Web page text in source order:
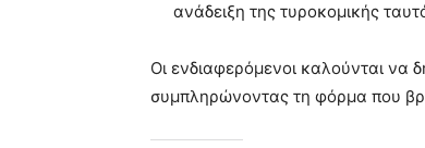
ανάδειξη της τυροκομικής
Οι ενδιαφερόμενοι καλούνται να
συμπληρώνοντας τη φόρμα που